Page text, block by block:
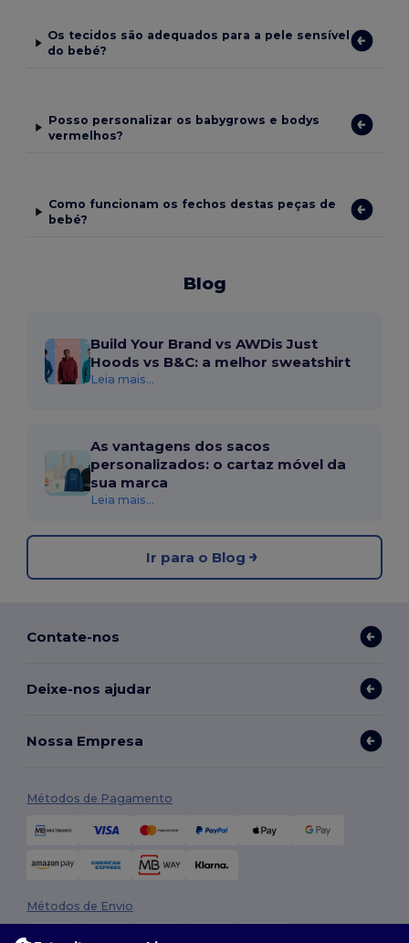
Os tecidos são adequados para a pele sensível
do bebé?
Posso personalizar os babygrows e bodys
vermelhos?
Como funcionam os fechos destas peças de
bebé?
Blog
Build Your Brand vs AWDis Just
Hoods vs B&C: a melhor sweatshirt
Leia mais...
As vantagens dos sacos
personalizados: o cartaz móvel da
sua marca
Leia mais...
Ir para o Blog
Contate-nos
Deixe-nos ajudar
Nossa Empresa
Métodos de Pagamento
Métodos de Envio